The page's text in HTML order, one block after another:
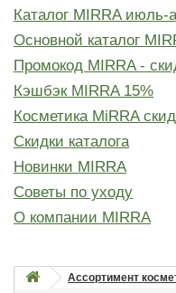
Каталог MIRRA июль-
Основной каталог
Промокод MIRRA -
Кэшбэк MIRRA 15%
Косметика MiRRA
Скидки каталога
Новинки MIRRA
Советы по уходу
О компании MIRRA
Ассортимент